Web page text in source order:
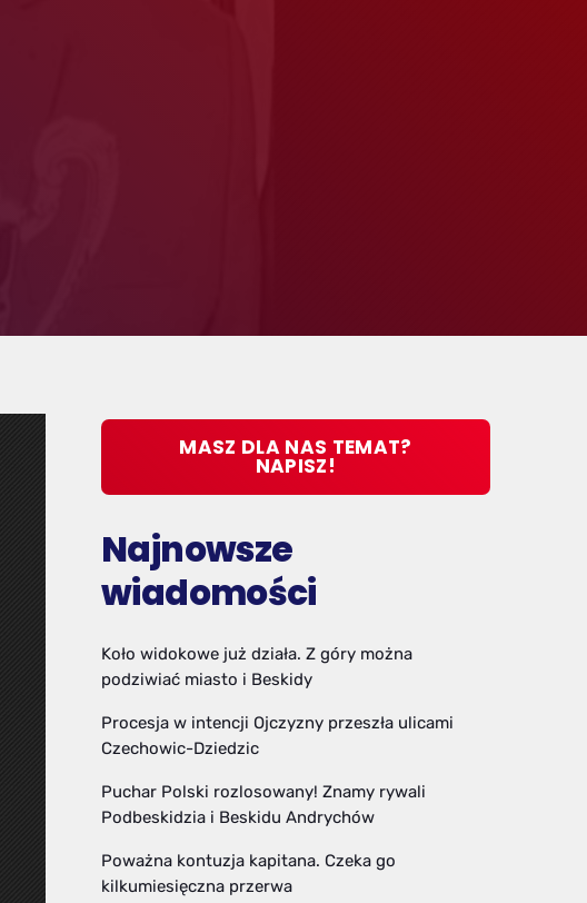
MASZ DLA NAS TEMAT?
NAPISZ!
Najnowsze
wiadomości
Koło widokowe już działa. Z góry można
podziwiać miasto i Beskidy
Procesja w intencji Ojczyzny przeszła ulicami
Czechowic-Dziedzic
Puchar Polski rozlosowany! Znamy rywali
Podbeskidzia i Beskidu Andrychów
Poważna kontuzja kapitana. Czeka go
kilkumiesięczna przerwa